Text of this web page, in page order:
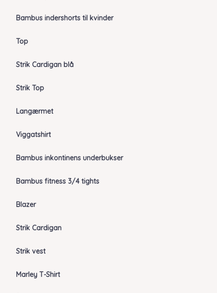
Bambus indershorts til kvinder
Top
Strik Cardigan blå
Strik Top
Langærmet
Viggatshirt
Bambus inkontinens underbukser
Bambus fitness 3/4 tights
Blazer
Strik Cardigan
Strik vest
Marley T-Shirt